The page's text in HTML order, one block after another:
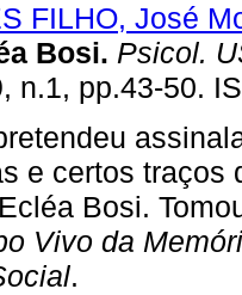
FILHO, José
Bosi. Psicol.
n.1, pp.43-50.
e certos traços
Bosi.
Vivo da
.